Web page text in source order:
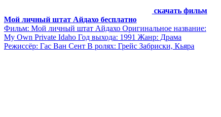
скачать фильм
Мой личный штат Айдахо бесплатно
Фильм: Мой личный штат Айдахо Оригинальное название:
My Own Private Idaho Год выхода: 1991 Жанр: Драма
Режиссёр: Гас Ван Сент В ролях: Грейс Забриски, Кьяра